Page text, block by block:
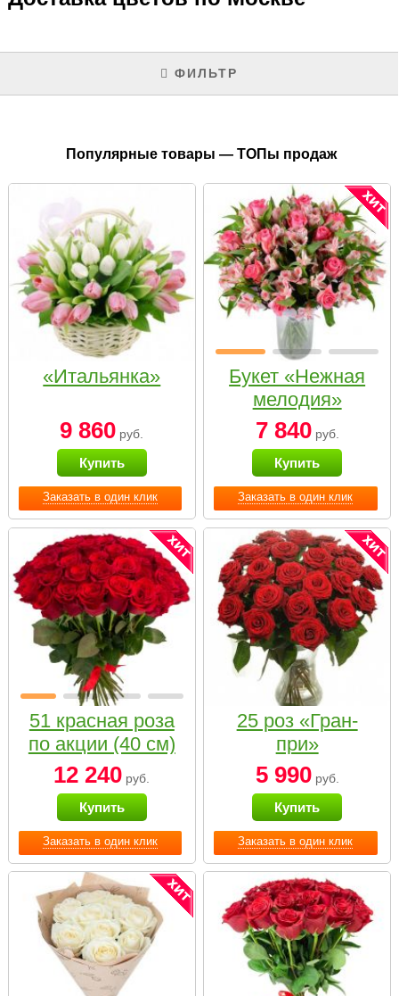
ФИЛЬТР
Популярные товары — ТОПы продаж
Заказать в один клик
«Итальянка»
9 860 руб.
Купить
Заказать в один клик
Букет «Нежная
мелодия»
7 840руб.
Купить
Заказать в один клик
51 красная роза
по акции (40 см)
12 240 руб.
Купить
Заказать в один клик
25 роз «Гран-
при»
5 990руб.
Купить